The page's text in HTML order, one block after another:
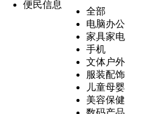
便民信息
全部
电脑办公
家具家电
手机
文体户外
服装配饰
儿童母婴
美容保健